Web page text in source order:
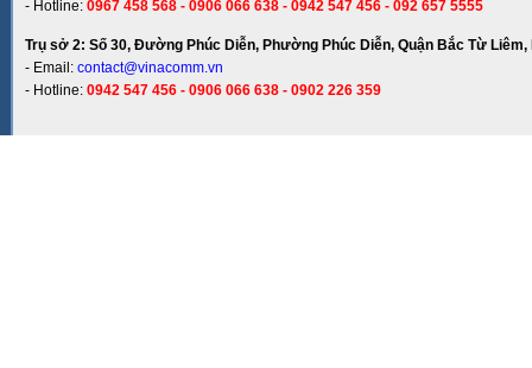
- Hotline: 0967 458 568 - 0906 066 638 - 0942 547 456 - 092 657 5555
Trụ sở 2: Số 30, Đường Phúc Diễn, Phường Phúc Diễn, Quận Bắc Từ Liêm,
- Email: contact@vinacomm.vn
- Hotline: 0942 547 456 - 0906 066 638 - 0902 226 359